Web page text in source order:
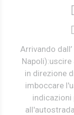
Arrivando
in direzione
imboccare
indicazioni